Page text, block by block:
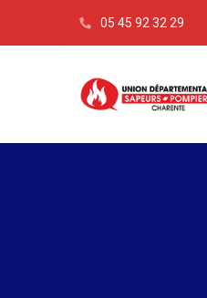
05 45 92 32 29